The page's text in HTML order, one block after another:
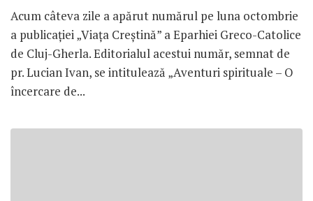
Acum câteva zile a apărut numărul pe luna octombrie
a publicaţiei „Viaţa Creştină” a Eparhiei Greco-Catolice
de Cluj-Gherla. Editorialul acestui număr, semnat de
pr. Lucian Ivan, se intitulează „Aventuri spirituale – O
încercare de...